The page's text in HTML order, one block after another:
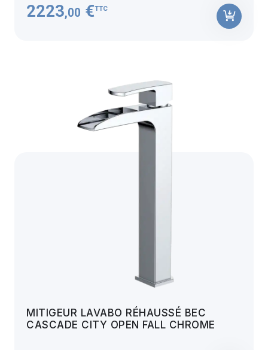
2223,00 €TTC
MITIGEUR LAVABO RÉHAUSSÉ BEC
CASCADE CITY OPEN FALL CHROME